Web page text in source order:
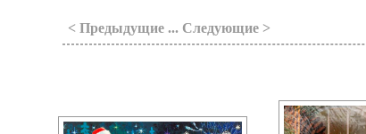
< Предыдущие ... Следующие >